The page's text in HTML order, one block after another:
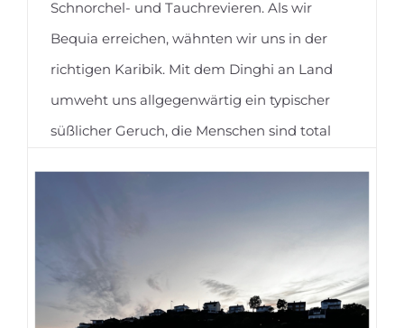
Schnorchel- und Tauchrevieren. Als wir
Bequia erreichen, wähnten wir uns in der
richtigen Karibik. Mit dem Dinghi an Land
umweht uns allgegenwärtig ein typischer
süßlicher Geruch, die Menschen sind total